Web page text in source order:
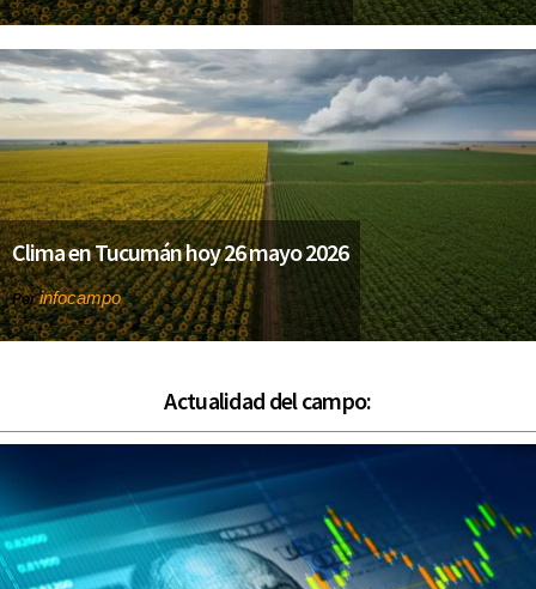
Clima en Tucumán hoy 26 mayo 2026
Porinfocampo
Actualidad del campo: